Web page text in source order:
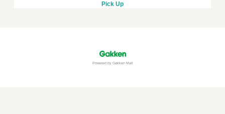
Pick Up
Powered by Gakken Mall